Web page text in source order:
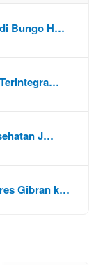
Bungo H…
J…
Gibran k…